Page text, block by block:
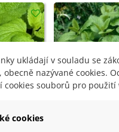
ukládají v souladu se
nazývané cookies.
cookies souborů pro použití
cookies